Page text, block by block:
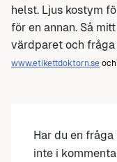
helst. Ljus kostym
för en annan. Så
värdparet och fråga
www.etikettdoktorn.se
Har du en
inte i